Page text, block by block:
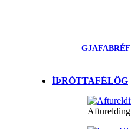
GJAFABRÉF
ÍÞRÓTTAFÉLÖG
Afturelding